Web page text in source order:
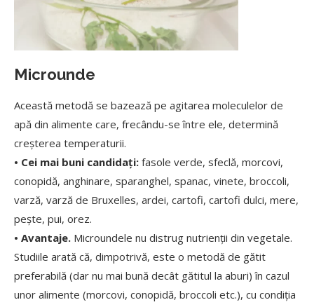
Microunde
Această metodă se bazează pe agitarea moleculelor de
apă din alimente care, frecându-se între ele, determină
creșterea temperaturii.
• Cei mai buni candidați: fasole verde, sfeclă, morcovi,
conopidă, anghinare, sparanghel, spanac, vinete, broccoli,
varză, varză de Bruxelles, ardei, cartofi, cartofi dulci, mere,
pește, pui, orez.
• Avantaje. Microundele nu distrug nutrienții din vegetale.
Studiile arată că, dimpotrivă, este o metodă de gătit
preferabilă (dar nu mai bună decât gătitul la aburi) în cazul
unor alimente (morcovi, conopidă, broccoli etc.), cu condiția